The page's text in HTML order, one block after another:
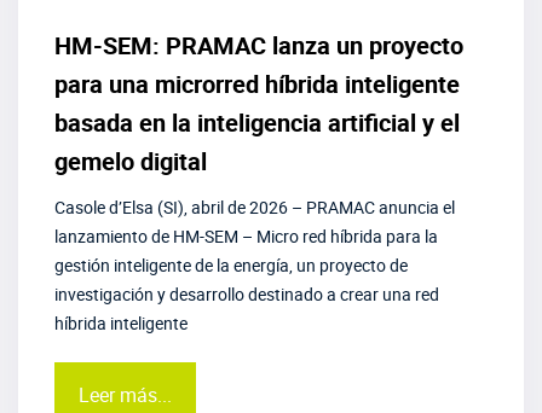
HM-SEM: PRAMAC lanza un proyecto
para una microrred híbrida inteligente
basada en la inteligencia artificial y el
gemelo digital
Casole d’Elsa (SI), abril de 2026 – PRAMAC anuncia el
lanzamiento de HM-SEM – Micro red híbrida para la
gestión inteligente de la energía, un proyecto de
investigación y desarrollo destinado a crear una red
híbrida inteligente
Leer más...